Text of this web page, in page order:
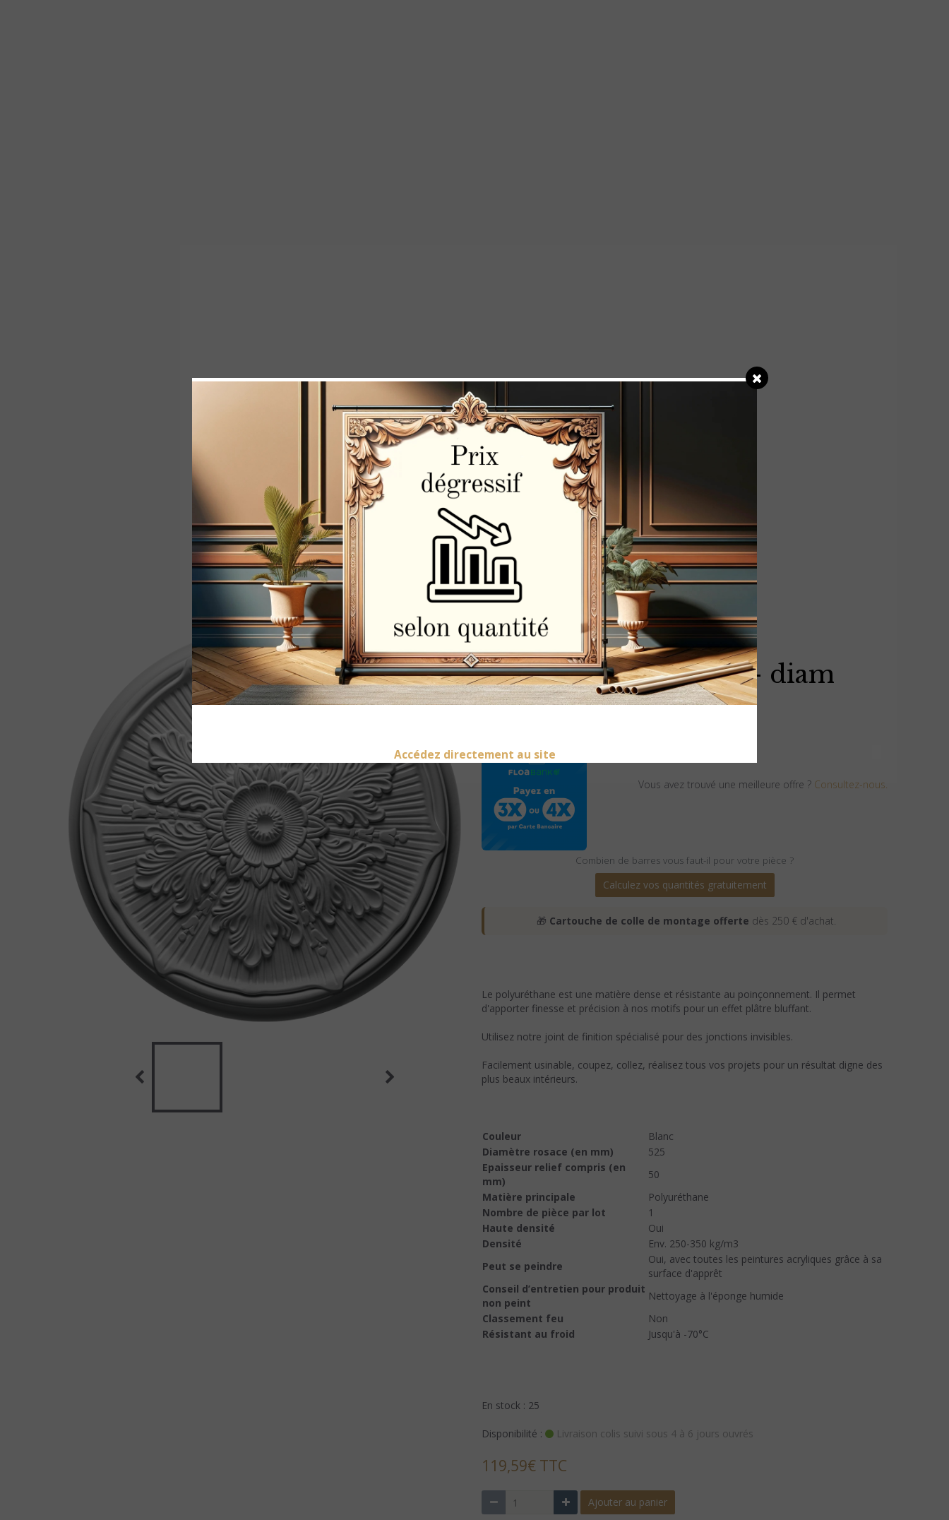
Rosace de plafond
polyuréthane 1.0022 - diam
52.5cm
Vous avez trouvé une meilleure offre ? Consultez-nous.
Combien de barres vous faut-il pour votre pièce ?
Calculez vos quantités gratuitement
🎁 Cartouche de colle de montage offerte dès 250 € d'achat.
Le polyuréthane est une matière dense et résistante au poinçonnement. Il permet
d'apporter finesse et précision à nos motifs pour un effet plâtre bluffant.
Utilisez notre joint de finition spécialisé pour des jonctions invisibles.
Facilement usinable, coupez, collez, réalisez tous vos projets pour un résultat digne des
plus beaux intérieurs.
Couleur
Blanc
Diamètre rosace (en mm)
525
Epaisseur relief compris (en
mm)
50
Matière principale
Polyuréthane
Nombre de pièce par lot
1
Haute densité
Oui
Densité
Env. 250-350 kg/m3
Peut se peindre
Oui, avec toutes les peintures acryliques grâce à sa
surface d'apprêt
Conseil d’entretien pour produit
non peint
Nettoyage à l'éponge humide
Classement feu
Non
Résistant au froid
Jusqu'à -70°C
En stock : 25
Disponibilité : Livraison colis suivi sous 4 à 6 jours ouvrés
119,59€ TTC
Ajouter au panier
Accédez directement au site